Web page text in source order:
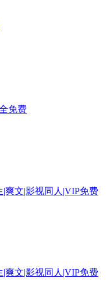
免费
爽文|影视同人|VIP免费
爽文|影视同人|VIP免费